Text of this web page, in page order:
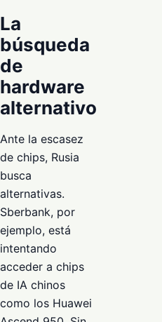
La
búsqueda
de
hardware
alternativo
Ante la escasez
de chips, Rusia
busca
alternativas.
Sberbank, por
ejemplo, está
intentando
acceder a chips
de IA chinos
como los Huawei